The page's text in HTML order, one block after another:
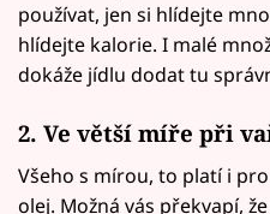
používat, jen si hlídejte
hlídejte kalorie. I malé
dokáže jídlu dodat tu
2. Ve větší míře při
Všeho s mírou, to platí i
olej. Možná vás překvapí,